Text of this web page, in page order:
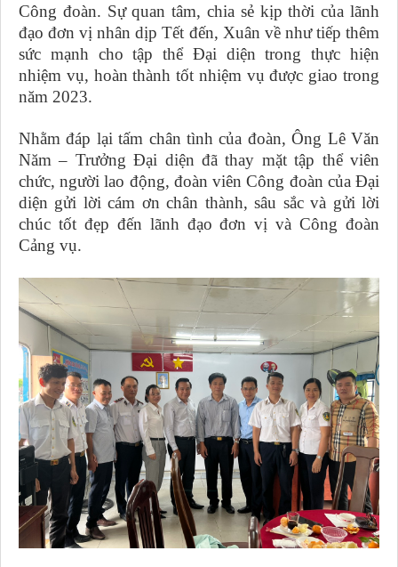
Công đoàn. Sự quan tâm, chia sẻ kịp thời của lãnh
đạo đơn vị nhân dịp Tết đến, Xuân về như tiếp thêm
sức mạnh cho tập thể Đại diện trong thực hiện
nhiệm vụ, hoàn thành tốt nhiệm vụ được giao trong
năm 2023.
Nhằm đáp lại tấm chân tình của đoàn, Ông Lê Văn
Năm – Trưởng Đại diện đã thay mặt tập thể viên
chức, người lao động, đoàn viên Công đoàn của Đại
diện gửi lời cám ơn chân thành, sâu sắc và gửi lời
chúc tốt đẹp đến lãnh đạo đơn vị và Công đoàn
Cảng vụ.